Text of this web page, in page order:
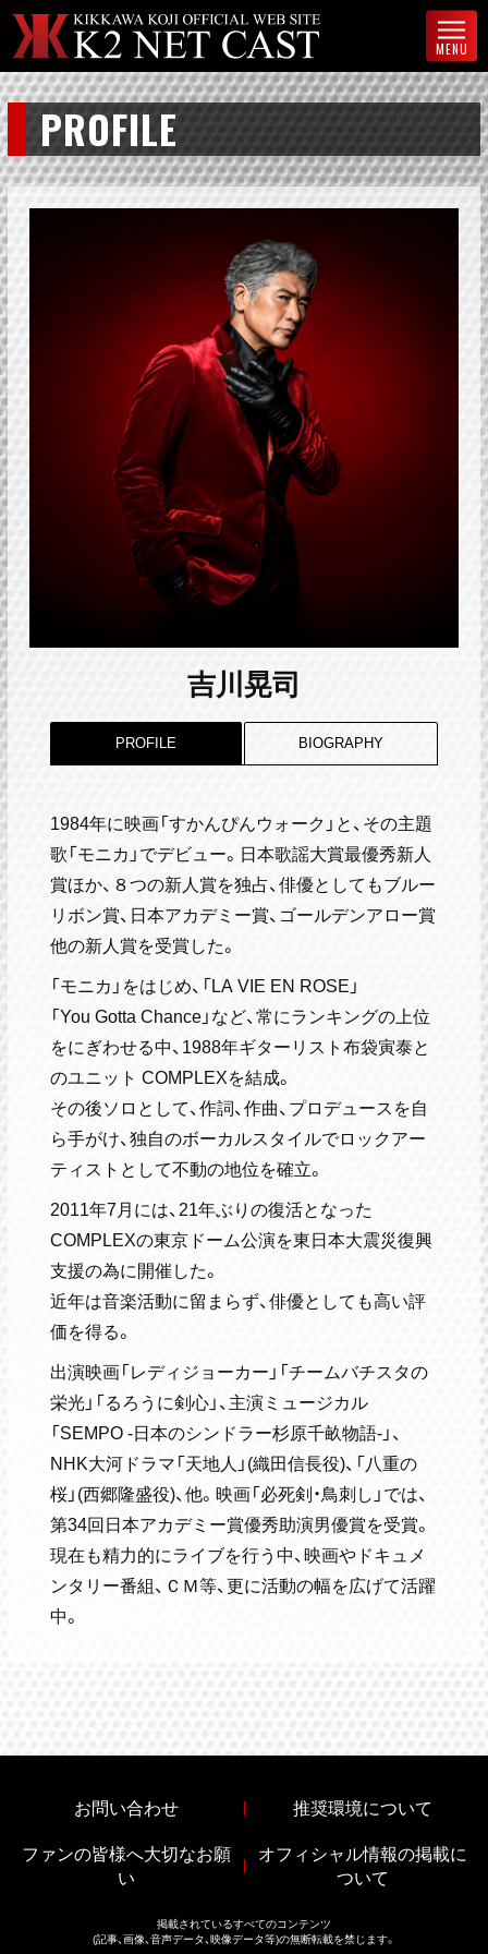
MENU
PROFILE
吉川晃司
PROFILE BIOGRAPHY
1984年に映画「すかんぴんウォーク」と、その主題
歌「モニカ」でデビュー。日本歌謡大賞最優秀新人
賞ほか、８つの新人賞を独占、俳優としてもブルー
リボン賞、日本アカデミー賞、ゴールデンアロー賞
他の新人賞を受賞した。
「モニカ」をはじめ、「LA VIE EN ROSE」
「You Gotta Chance」など、常にランキングの上位
をにぎわせる中、1988年ギターリスト布袋寅泰と
のユニット COMPLEXを結成。
その後ソロとして、作詞、作曲、プロデュースを自
ら手がけ、独自のボーカルスタイルでロックアー
ティストとして不動の地位を確立。
2011年7月には、21年ぶりの復活となった
COMPLEXの東京ドーム公演を東日本大震災復興
支援の為に開催した。
近年は音楽活動に留まらず、俳優としても高い評
価を得る。
出演映画「レディジョーカー」「チームバチスタの
栄光」「るろうに剣心」、主演ミュージカル
「SEMPO -日本のシンドラー杉原千畝物語-」、
NHK大河ドラマ「天地人」(織田信長役)、「八重の
桜」(西郷隆盛役)、他。映画「必死剣・鳥刺し」では、
第34回日本アカデミー賞優秀助演男優賞を受賞。
現在も精力的にライブを行う中、映画やドキュメ
ンタリー番組、ＣＭ等、更に活動の幅を広げて活躍
中。
お問い合わせ 推奨環境について
ファンの皆様へ大切なお願
い
オフィシャル情報の掲載に
ついて
掲載されているすべてのコンテンツ
(記事、画像、音声データ、映像データ等)の無断転載を禁じます。